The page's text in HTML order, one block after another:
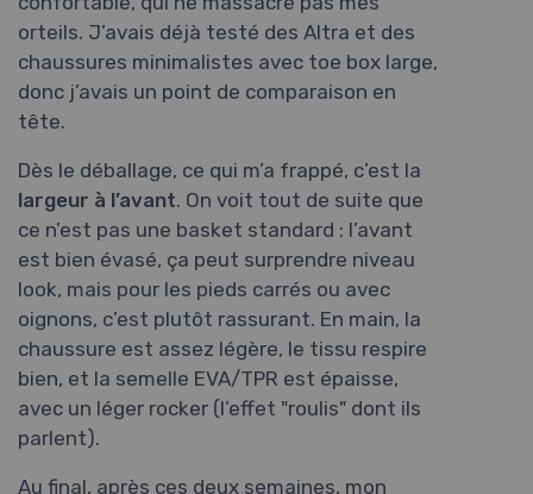
orteils. J’avais déjà testé des Altra et des
chaussures minimalistes avec toe box large,
donc j’avais un point de comparaison en
tête.
Dès le déballage, ce qui m’a frappé, c’est la
largeur à l’avant. On voit tout de suite que
ce n’est pas une basket standard : l’avant
est bien évasé, ça peut surprendre niveau
look, mais pour les pieds carrés ou avec
oignons, c’est plutôt rassurant. En main, la
chaussure est assez légère, le tissu respire
bien, et la semelle EVA/TPR est épaisse,
avec un léger rocker (l’effet "roulis" dont ils
parlent).
Au final, après ces deux semaines, mon